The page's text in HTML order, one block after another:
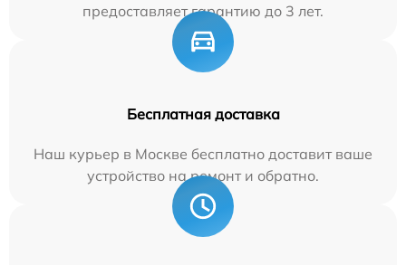
предоставляет гарантию до 3 лет.
Бесплатная доставка
Наш курьер в Москве бесплатно доставит ваше
устройство на ремонт и обратно.